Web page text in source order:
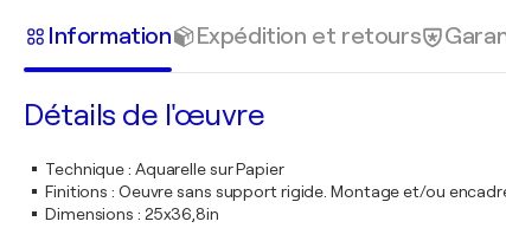
Information Expédition et retours
Détails de l'œuvre
Technique: Aquarelle sur Papier
Finitions : Oeuvre sans support rigide. Montage et/ou
Dimensions : 25x36,8in